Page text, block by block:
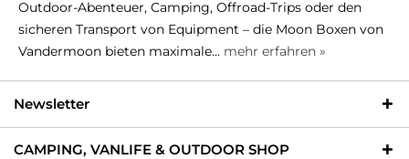
Outdoor-Abenteuer, Camping, Offroad-Trips oder den
sicheren Transport von Equipment – die Moon Boxen von
Vandermoon bieten maximale... mehr erfahren »
Newsletter
CAMPING, VANLIFE & OUTDOOR SHOP